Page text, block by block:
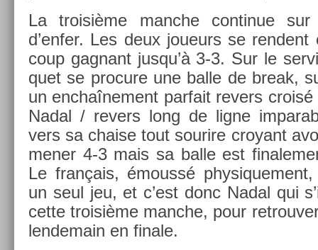
La troisiè­me man­che con­tinue
d’enfer. Les deux joueurs se
coup gag­nant jusqu’à 3-3. Sur le
quet se pro­cure une balle de break,
un en­chaî­ne­ment par­fait re­v­ers
Nadal / re­v­ers long de ligne
vers sa cha­ise tout sourire croyant
mener 4-3 mais sa balle est
Le français, émoussé
un seul jeu, et c’est donc Nadal qui
cette troisiè­me man­che, pour
len­demain en fin­ale.